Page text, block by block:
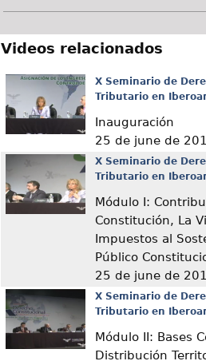
Videos relacionados
X Seminario de
Tributario en
Inauguración
25 de june de
X Seminario de
Tributario en
Módulo I:
Constitución, La
Impuestos al
Público
25 de june de
X Seminario de
Tributario en
Módulo II: Bases
Distribución